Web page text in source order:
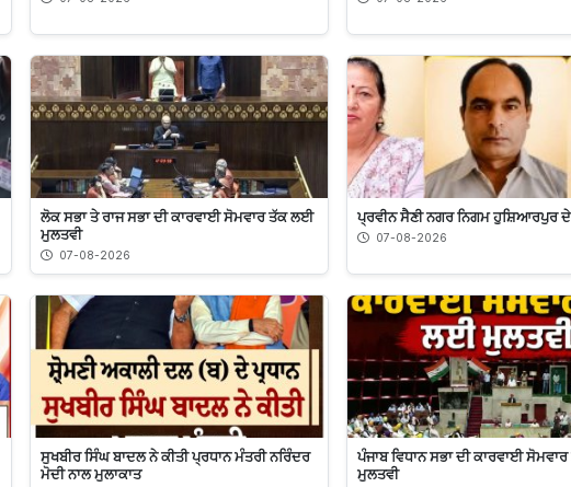
ਲੋਕ ਸਭਾ ਤੇ ਰਾਜ ਸਭਾ ਦੀ ਕਾਰਵਾਈ ਸੋਮਵਾਰ ਤੱਕ ਲਈ
ਮੁਲਤਵੀ
07-08-2026
ਪ੍ਰਵੀਨ ਸੈਣੀ ਨਗਰ ਨਿਗਮ ਹੁਸ਼ਿਆਰਪੁਰ
07-08-2026
ਸੁਖਬੀਰ‌ ਸਿੰਘ ਬਾਦਲ ਨੇ ਕੀਤੀ ਪ੍ਰਧਾਨ ਮੰਤਰੀ ਨਰਿੰਦਰ
ਮੋਦੀ ਨਾਲ ਮੁਲਾਕਾਤ
ਪੰਜਾਬ ਵਿਧਾਨ ਸਭਾ ਦੀ ਕਾਰਵਾਈ
ਮੁਲਤਵੀ